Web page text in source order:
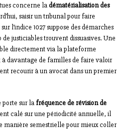
concerne ladématérialisation des
saisir un tribunal pour faire
l’indice 1027 suppose des démarches
justiciables trouvent dissuasives. Une
directement via la plateforme
davantage de familles de faire valoir
recourir à un avocat dans un premier
sur la fréquence de révision de
calé sur une périodicité annuelle, il
manière semestrielle pour mieux coller